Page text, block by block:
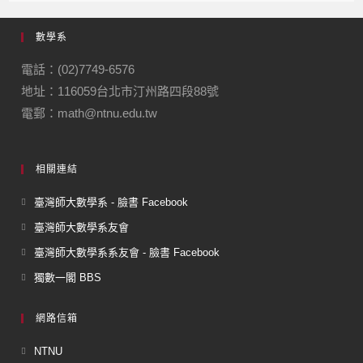
數學系
電話：(02)7749-6576
地址：116059台北市汀州路四段88號
電郵：math@ntnu.edu.tw
相關連結
臺灣師大數學系 - 臉書 Facebook
臺灣師大數學系友會
臺灣師大數學系系友會 - 臉書 Facebook
獨數一閣 BBS
網路信箱
NTNU